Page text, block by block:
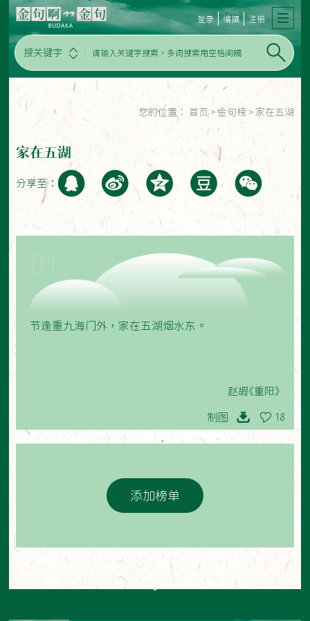
搜关键字
登录 编撰 注册
您的位置： 首页 > 金句榜 > 家在五湖
家在五湖
分享至：
节逢重九海门外，家在五湖烟水东。
赵嘏《重阳》
制图 18
添加榜单